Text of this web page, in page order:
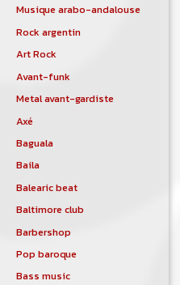
Musique arabo-andalouse
Rock argentin
Art Rock
Avant-funk
Metal avant-gardiste
Axé
Baguala
Baila
Balearic beat
Baltimore club
Barbershop
Pop baroque
Bass music